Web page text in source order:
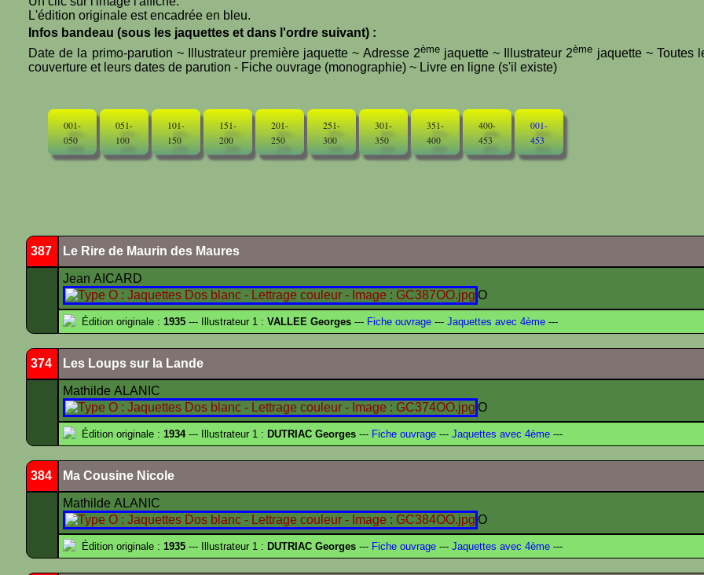
L'édition originale est encadrée en bleu.
Infos bandeau (sous les jaquettes et dans l'ordre suivant) :
Date de la primo-parution ~ Illustrateur première jaquette ~ Adresse 2èmejaquette ~ Illustrateur 2ème jaquette ~ Toutes
couverture et leurs dates de parution - Fiche ouvrage (monographie) ~ Livre en ligne (s'il existe)
001-
050
051-
100
101-
150
151-
200
201-
250
251-
300
301-
350
351-
400
400-
453
001-
453
387 Le Rire de Maurin des Maures
Jean AICARD
O
Édition originale : 1935 --- Illustrateur 1 : VALLEE Georges --- Fiche ouvrage --- Jaquettes avec 4ème ---
374 Les Loups sur la Lande
Mathilde ALANIC
O
Édition originale : 1934--- Illustrateur 1 : DUTRIAC Georges --- Fiche ouvrage --- Jaquettes avec 4ème ---
384 Ma Cousine Nicole
Mathilde ALANIC
O
Édition originale : 1935 --- Illustrateur 1 : DUTRIAC Georges --- Fiche ouvrage --- Jaquettes avec 4ème ---